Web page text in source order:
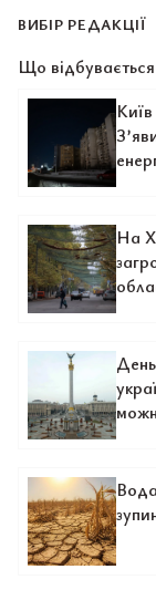
ВИБІР РЕДАКЦІЇ
Що відбувається
На